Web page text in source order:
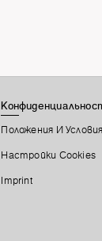
Положения И Условия
Настройки Cookies
Imprint